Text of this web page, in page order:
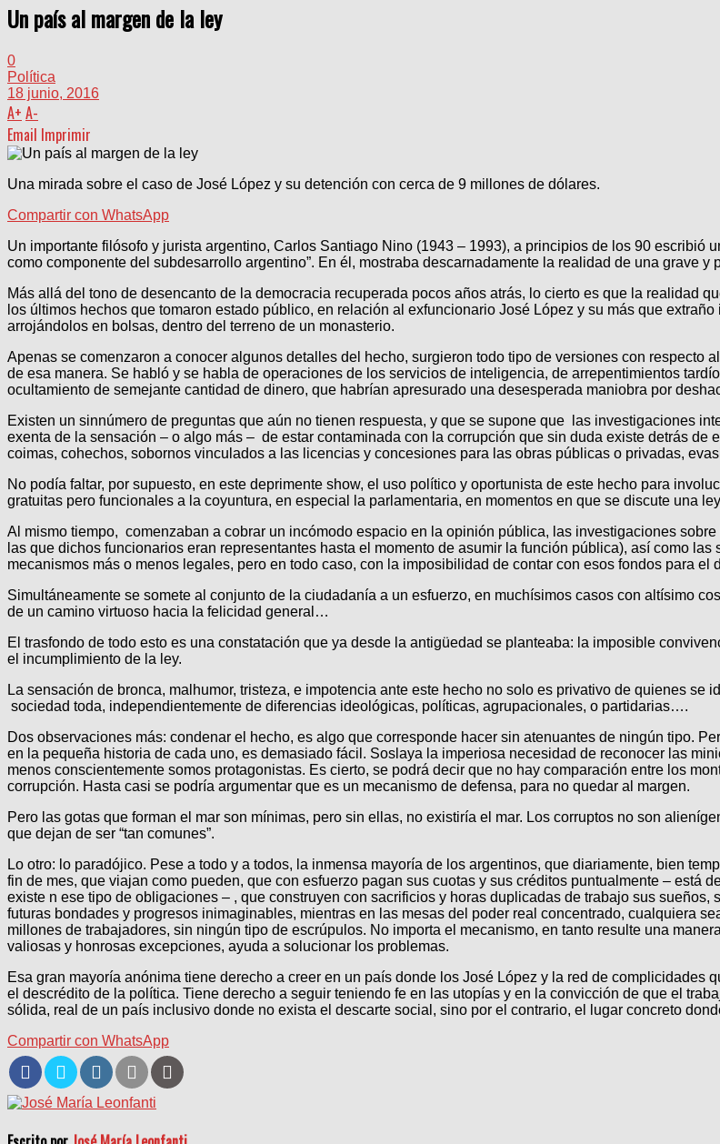
Un país al margen de la ley
0
Política
18 junio, 2016
A+ A-
Email Imprimir
Una mirada sobre el caso de José López y su detención con cerca de 9 millones de dólares.
Compartir con WhatsApp
Un importante filósofo y jurista argentino, Carlos Santiago Nino (1943 – 1993), a principios de los 90 escribió
como componente del subdesarrollo argentino”. En él, mostraba descarnadamente la realidad de una grave y
Más allá del tono de desencanto de la democracia recuperada pocos años atrás, lo cierto es que la realidad
los últimos hechos que tomaron estado público, en relación al exfuncionario José López y su más que
arrojándolos en bolsas, dentro del terreno de un monasterio.
Apenas se comenzaron a conocer algunos detalles del hecho, surgieron todo tipo de versiones con respecto
de esa manera. Se habló y se habla de operaciones de los servicios de inteligencia, de arrepentimientos
ocultamiento de semejante cantidad de dinero, que habrían apresurado una desesperada maniobra por
Existen un sinnúmero de preguntas que aún no tienen respuesta, y que se supone que las investigaciones
exenta de la sensación – o algo más – de estar contaminada con la corrupción que sin duda existe detrás de
coimas, cohechos, sobornos vinculados a las licencias y concesiones para las obras públicas o privadas,
No podía faltar, por supuesto, en este deprimente show, el uso político y oportunista de este hecho para
gratuitas pero funcionales a la coyuntura, en especial la parlamentaria, en momentos en que se discute una
Al mismo tiempo, comenzaban a cobrar un incómodo espacio en la opinión pública, las investigaciones
las que dichos funcionarios eran representantes hasta el momento de asumir la función pública), así como
mecanismos más o menos legales, pero en todo caso, con la imposibilidad de contar con esos fondos para el
Simultáneamente se somete al conjunto de la ciudadanía a un esfuerzo, en muchísimos casos con altísimo
de un camino virtuoso hacia la felicidad general…
El trasfondo de todo esto es una constatación que ya desde la antigüedad se planteaba: la imposible
el incumplimiento de la ley.
La sensación de bronca, malhumor, tristeza, e impotencia ante este hecho no solo es privativo de quienes
sociedad toda, independientemente de diferencias ideológicas, políticas, agrupacionales, o partidarias….
Dos observaciones más: condenar el hecho, es algo que corresponde hacer sin atenuantes de ningún tipo.
en la pequeña historia de cada uno, es demasiado fácil. Soslaya la imperiosa necesidad de reconocer las
menos conscientemente somos protagonistas. Es cierto, se podrá decir que no hay comparación entre los
corrupción. Hasta casi se podría argumentar que es un mecanismo de defensa, para no quedar al margen.
Pero las gotas que forman el mar son mínimas, pero sin ellas, no existiría el mar. Los corruptos no son
que dejan de ser “tan comunes”.
Lo otro: lo paradójico. Pese a todo y a todos, la inmensa mayoría de los argentinos, que diariamente, bien
fin de mes, que viajan como pueden, que con esfuerzo pagan sus cuotas y sus créditos puntualmente – está
existe n ese tipo de obligaciones – , que construyen con sacrificios y horas duplicadas de trabajo sus
futuras bondades y progresos inimaginables, mientras en las mesas del poder real concentrado, cualquiera
millones de trabajadores, sin ningún tipo de escrúpulos. No importa el mecanismo, en tanto resulte una
valiosas y honrosas excepciones, ayuda a solucionar los problemas.
Esa gran mayoría anónima tiene derecho a creer en un país donde los José López y la red de
el descrédito de la política. Tiene derecho a seguir teniendo fe en las utopías y en la convicción de que el
sólida, real de un país inclusivo donde no exista el descarte social, sino por el contrario, el lugar concreto
Compartir con WhatsApp